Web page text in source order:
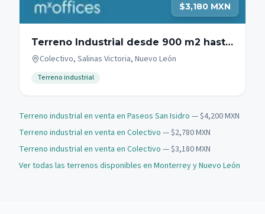
$3,180 MXN
Terreno Industrial desde 900 m2 hasta
1600 m2 en Carretera Colombia, Laredo
Colectivo, Salinas Victoria, Nuevo León
Terreno industrial
Terreno industrial en venta en Paseos San Isidro — $4,200 MXN
Terreno industrial en venta en Colectivo — $2,780 MXN
Terreno industrial en venta en Colectivo — $3,180 MXN
Ver todas las terrenos disponibles en Monterrey y Nuevo León